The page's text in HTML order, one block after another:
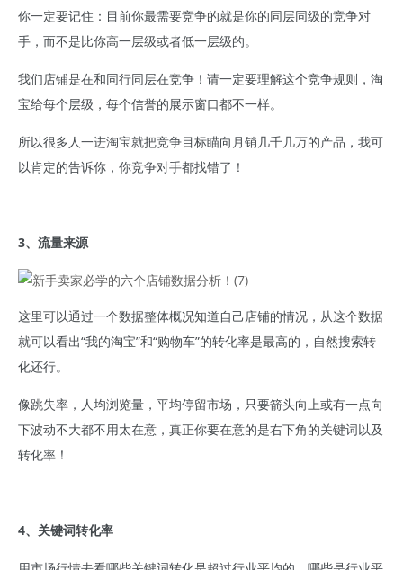
你一定要记住：目前你最需要竞争的就是你的同层同级的竞争对
手，而不是比你高一层级或者低一层级的。
我们店铺是在和同行同层在竞争！请一定要理解这个竞争规则，淘
宝给每个层级，每个信誉的展示窗口都不一样。
所以很多人一进淘宝就把竞争目标瞄向月销几千几万的产品，我可
以肯定的告诉你，你竞争对手都找错了！
3、流量来源
这里可以通过一个数据整体概况知道自己店铺的情况，从这个数据
就可以看出“我的淘宝”和“购物车”的转化率是最高的，自然搜索转
化还行。
像跳失率，人均浏览量，平均停留市场，只要箭头向上或有一点向
下波动不大都不用太在意，真正你要在意的是右下角的关键词以及
转化率！
4、关键词转化率